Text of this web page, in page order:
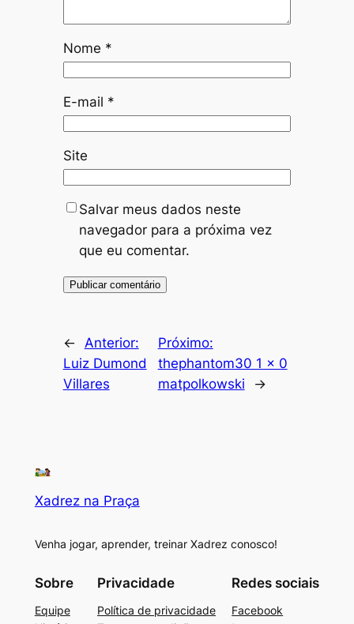
Nome *
E-mail *
Site
Salvar meus dados neste
navegador para a próxima vez
que eu comentar.
←
Anterior:
Luiz Dumond
Villares
Próximo:
thephantom30 1 x 0
matpolkowski
→
Xadrez na Praça
Venha jogar, aprender, treinar Xadrez conosco!
Sobre
Equipe
Privacidade
Política de privacidade
Redes sociais
Facebook